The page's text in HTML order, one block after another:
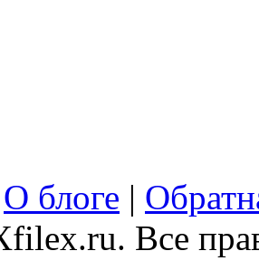
О блоге |
Все